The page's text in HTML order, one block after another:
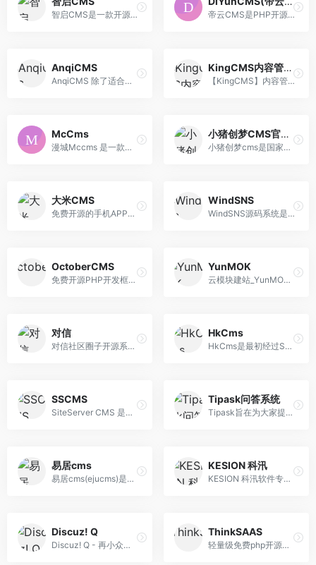
智启CMS是一款开源免费的商用内容管理系统（CMS），专为需要快速开发后台的企业或个人设计。利用AI技术赋能，智启CMS提供了一个强大而灵活的后台管理平台，支持快速构建和优化网站内容。 帝云CMS是PHP开源可免费商用的PHP万能建站系统/免费CMS建站系统，基于PHP7语言采用最新CodeIgniter4作为开发框架生产的网站内容管理框架，提供“电脑网站 + 手机网站 + APP 接口”一体化网站技术解决方案。
AnqiCMS
AnqiCMS 除了适合做企业站，也适合做营销型网站、企业官网、商品展示站点、政府网站、门户网站、个人博客等等各种类型的网站。
KingCMS内容管理系统
【KingCMS】内容管理系统：是一套简单易学,操作简单的开源内容管理系统(CMS),支持PHP+sqLite3/MySQL和ASP+ACCESS/MSSQL，致力于专业的定向程序开发和企业网站建设系统。
McCms
漫城Mccms 是一款采用Ci框架为核心开发的漫画系统+小说系统，功能强大，支持一键采集、一键解析，五分钟就能让您拥有一个丰富完整的漫画+小说网站。支持定制二次 开发服务，以及漫画APP开发和小说APP开发服务。
小猪创梦CMS官方站
小猪创梦cms是国家高新技术企业,双软认证企业,提供微信营销系统,o2o系统,微信分销,电商分销系统,小程序开发服务,公司客户遍布世界各地
大米CMS
免费开源的手机APP建站CMS-大米CMS官网
WindSNS
WindSNS源码系统是微诺科技开发的一款轻量级社交系统。您可以使用WindSNS快速搭建一个类似于Home一样的功能强大的社交网站。您的社交网站也可以在微信中被访问， 还支持苹果和安卓手机通过APP的形式使用。除此之外，WindSNS还提供云市场进行功能扩展，大量的扩展让你的网站如虎添翼!!!
OctoberCMS
免费开源PHP开发框架CMS系统
YunMOK
云模块建站_YunMOK,免费授权,中国领先的网站管理系统，为创业者及中小企业加油，免费建站,自助建站,智能建站,仿制网站,企业网站,公司网站,官方网站，网站建设一条龙
对信
对信社区圈子开源系统，专业为产品社区，知识付费社区，休闲社区，信息社区打造新一代交互系统。商业开源协议100%开源：知识付费圈子。帖子付费，图片付费，视频 付费，附件付费，支持pc端，H5端，app端，小程序端。
HkCms
HkCms是最初经过ShuipFCMS、LvyeCMS迭代更新最终更名为HkCms，HkCms开源内容管理系统底层基于最新版本的ThinkPHP6.0框架，致力于为企业建站提供免费开源的内容管 理系统，配备完善的应用市场，含有丰富的插件、多款免费企业模板、模插件、模块等。
SSCMS
SiteServer CMS 是开源免费、企业级、可商用的CMS内容管理系统，能够以最低的成本、最少的人力投入在最短的时间内架设一个功能齐全、性能优异、规模庞大并易于维 护的网站平台。
Tipask问答系统
Tipask旨在为大家提供开源、稳定、功能强大的、值得使用的问答系统！
易居cms
易居cms(ejucms)是开源房产网站建设系统,以易用、安全、稳定为宗旨进行开发,易居CMS房产源码以功能全,房产网站模板精致，便于收客,支持二次开发等优点,成为房产行业优选的房产网站系统.
KESION 科汛
KESION 科汛软件专注于为商家搭建独立部署网校、培训考试系统、在线教育系统、社交电商SaaS、知识付费SaaS、在线网校SaaS、企微营销助手和开源建站CMS等服务，让 商业经营更简单。
Discuz! Q
Discuz! Q - 再小众，也有圈子 - 开源的PHP内容付费轻社区
ThinkSAAS
轻量级免费php开源社区系统